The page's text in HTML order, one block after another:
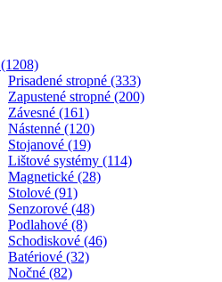
(1208)
Prisadené stropné (333)
Zapustené stropné (200)
Závesné (161)
Nástenné (120)
Stojanové (19)
Lištové systémy (114)
Magnetické (28)
Stolové (91)
Senzorové (48)
Podlahové (8)
Schodiskové (46)
Batériové (32)
Nočné (82)